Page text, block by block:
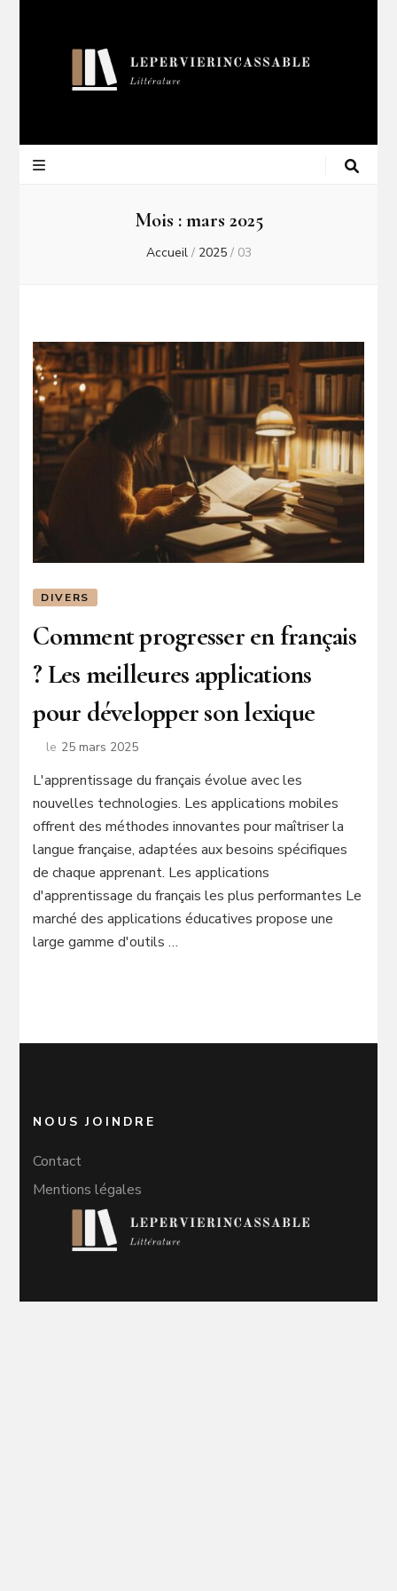
Mois :mars 2025
Accueil / 2025 / 03
DIVERS
Comment progresser en français
? Les meilleures applications
pour développer son lexique
le 25 mars 2025
L'apprentissage du français évolue avec les
nouvelles technologies. Les applications mobiles
offrent des méthodes innovantes pour maîtriser la
langue française, adaptées aux besoins spécifiques
de chaque apprenant. Les applications
d'apprentissage du français les plus performantes Le
marché des applications éducatives propose une
large gamme d'outils …
NOUS JOINDRE
Contact
Mentions légales